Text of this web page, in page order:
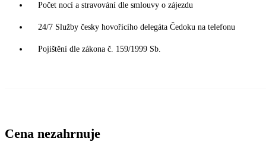
Počet nocí a stravování dle smlouvy o zájezdu
24/7 Služby česky hovořícího delegáta Čedoku na telefonu
Pojištění dle zákona č. 159/1999 Sb.
Cena nezahrnuje